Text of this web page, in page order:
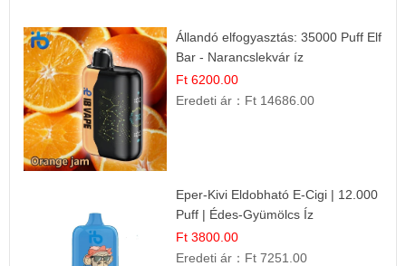
Állandó elfogyasztás: 35000 Puff Elf
Bar - Narancslekvár íz
Ft 6200.00
Eredeti ár： Ft 14686.00
Eper-Kivi Eldobható E-Cigi | 12.000
Puff | Édes-Gyümölcs Íz
Ft 3800.00
Eredeti ár： Ft 7251.00